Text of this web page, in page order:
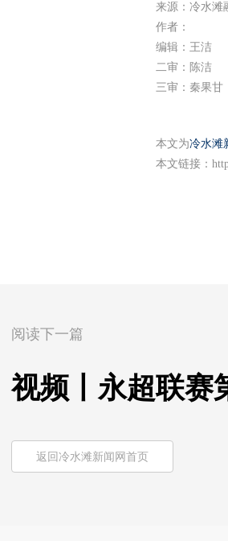
来源：冷水滩
作者：
编辑：王洁
二审：陈洁
三审：秦果甘
本文为冷水滩
本文链接：
阅读下一篇
视频丨永超联赛
返回冷水滩新闻网首页